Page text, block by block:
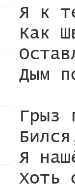
Я к
Как
Дым
Грыз
Я
Хоть